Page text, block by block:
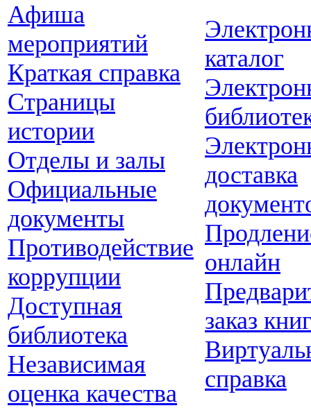
Афиша
мероприятий
Краткая справка
Страницы
истории
Отделы и залы
Официальные
документы
Противодействие
коррупции
Доступная
библиотека
Независимая
оценка качества
каталог
доставка
онлайн
заказ
справка